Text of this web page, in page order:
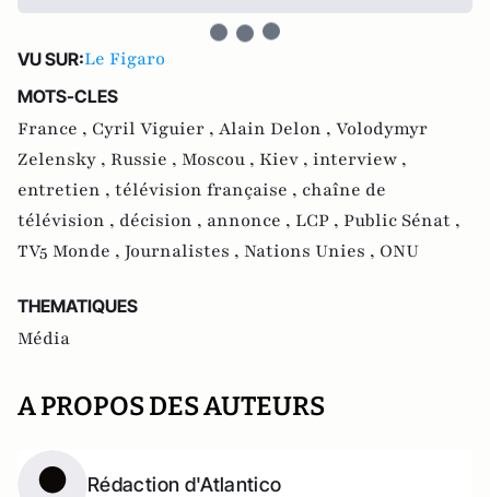
VU SUR:Le Figaro
MOTS-CLES
France , Cyril Viguier , Alain Delon , Volodymyr
Zelensky , Russie , Moscou , Kiev , interview ,
entretien , télévision française , chaîne de
télévision , décision , annonce , LCP , Public Sénat ,
TV5 Monde , Journalistes , Nations Unies , ONU
THEMATIQUES
Média
A PROPOS DES AUTEURS
Rédaction d'Atlantico